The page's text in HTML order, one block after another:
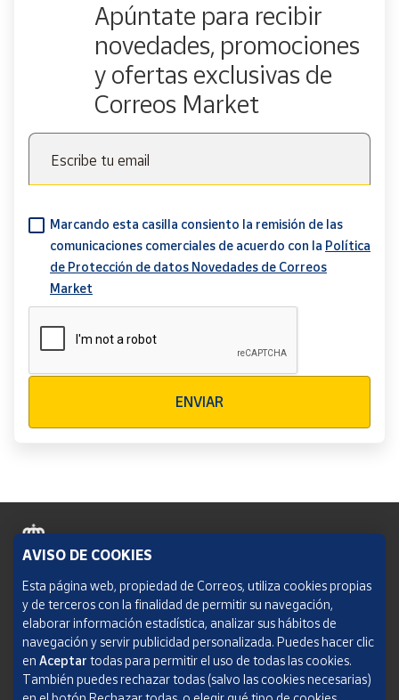
Apúntate para recibir
novedades, promociones
y ofertas exclusivas de
Correos Market
Escribe tu email
Marcando esta casilla consiento la remisión de las
comunicaciones comerciales de acuerdo con la Política
de Protección de datos Novedades de Correos
Market
ENVIAR
Política de cookies
Aviso legal
Condiciones del servicio
Política de Privacidad Web
AVISO DE COOKIES
Esta página web, propiedad de Correos, utiliza cookies propias
y de terceros con la finalidad de permitir su navegación,
elaborar información estadística, analizar sus hábitos de
navegación y servir publicidad personalizada. Puedes hacer clic
en Aceptar todas para permitir el uso de todas las cookies.
También puedes rechazar todas (salvo las cookies necesarias)